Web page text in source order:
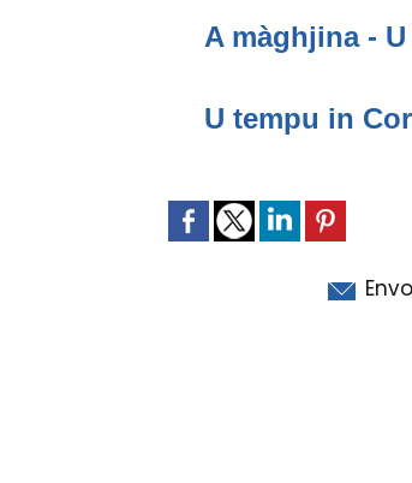
A màghjina -
U tempu in